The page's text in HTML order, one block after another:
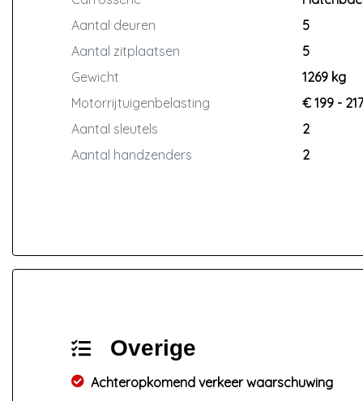
Aantal deuren
5
Aantal zitplaatsen
5
Gewicht
1269 kg
Motorrijtuigenbelasting
€ 199 -
Aantal sleutels
2
Aantal handzenders
2
Overige
Achteropkomend verkeer waarschuwing